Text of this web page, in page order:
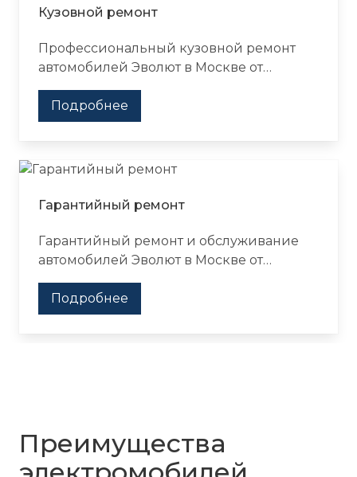
Кузовной ремонт
Профессиональный кузовной ремонт
автомобилей Эволют в Москве от
официального дилера Major Auto.
Запишитесь на ремонт кузова на сайте
или по телефону. Работаем по
регламенту производителя,
оригинальные запчасти, гарантия на все
Подробнее
Гарантийный ремонт
Гарантийный ремонт и обслуживание
автомобилей Эволют в Москве от
официального дилера Major Auto.
Запишитесь на ремонт на сайте или по
телефону. Гарантийный срок на новый
Evolute - 3 года или 100 000 км пробега.
Подробнее
Преимущества